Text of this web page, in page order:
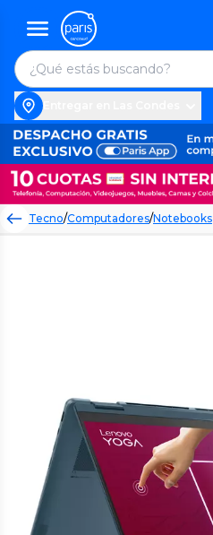
Tecno/Computadores/Notebooks